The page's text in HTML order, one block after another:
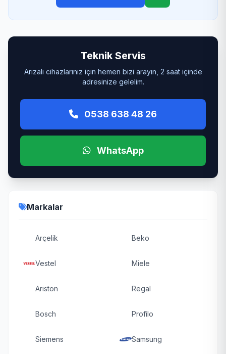
Teknik Servis
Arızalı cihazlarınız için hemen bizi arayın, 2 saat içinde
adresinize gelelim.
0538 638 48 26
WhatsApp
Markalar
Arçelik Beko
Vestel Miele
Ariston Regal
Bosch Profilo
Siemens Samsung